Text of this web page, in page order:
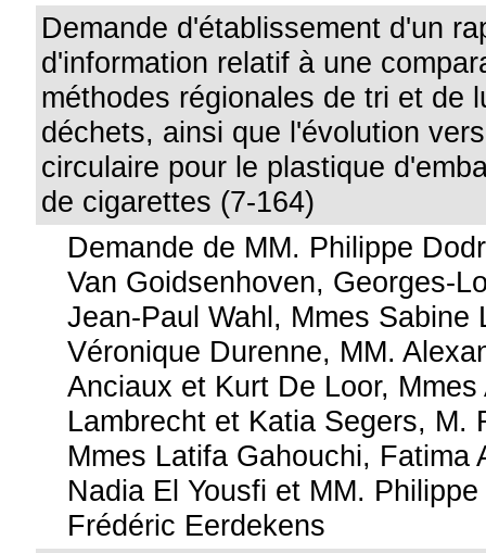
Demande d'établissement d'un
d'information relatif à une
méthodes régionales de tri et de
déchets, ainsi que l'évolution
circulaire pour le plastique
de cigarettes (7-164)
Demande de MM. Philippe
Van Goidsenhoven, Georges-
Jean-Paul Wahl, Mmes Sabine
Véronique Durenne, MM.
Anciaux et Kurt De Loor, Mmes
Lambrecht et Katia Segers, M.
Mmes Latifa Gahouchi, Fatima
Nadia El Yousfi et MM.
Frédéric Eerdekens